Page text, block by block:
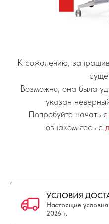
К сожалению,
Возможно, она была
указан
Попробуйте начать с
ознакомьтесь с
УСЛОВИЯ
Настоящие
2026 г.